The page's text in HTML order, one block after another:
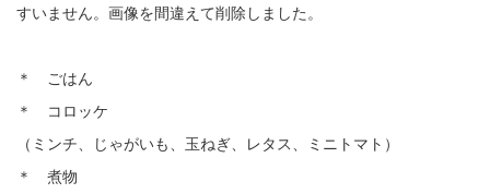
すいません。画像を間違えて削除しました。
＊ ごはん
＊ コロッケ
（ミンチ、じゃがいも、玉ねぎ、レタス、ミニトマト）
＊ 煮物